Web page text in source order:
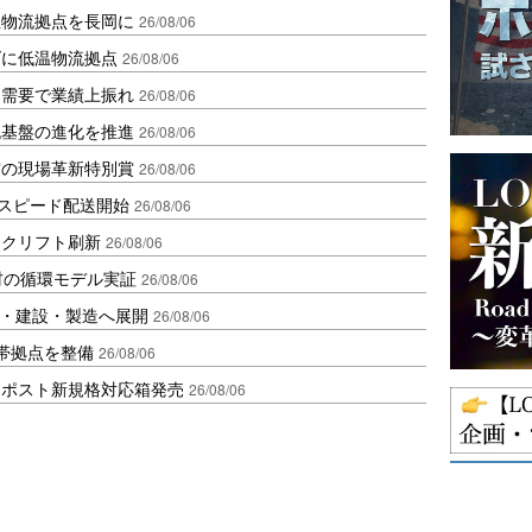
流拠点を長岡に 26/08/06
低温物流拠点 26/08/06
要で業績上振れ 26/08/06
盤の進化を推進 26/08/06
現場革新特別賞 26/08/06
ピード配送開始 26/08/06
リフト刷新 26/08/06
循環モデル実証 26/08/06
建設・製造へ展開 26/08/06
拠点を整備 26/08/06
スト新規格対応箱発売 26/08/06